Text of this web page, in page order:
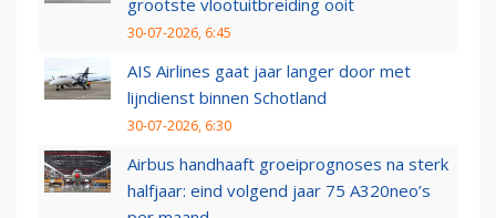
grootste vlootuitbreiding ooit
30-07-2026, 6:45
AIS Airlines gaat jaar langer door met
lijndienst binnen Schotland
30-07-2026, 6:30
Airbus handhaaft groeiprognoses na sterk
halfjaar: eind volgend jaar 75 A320neo’s